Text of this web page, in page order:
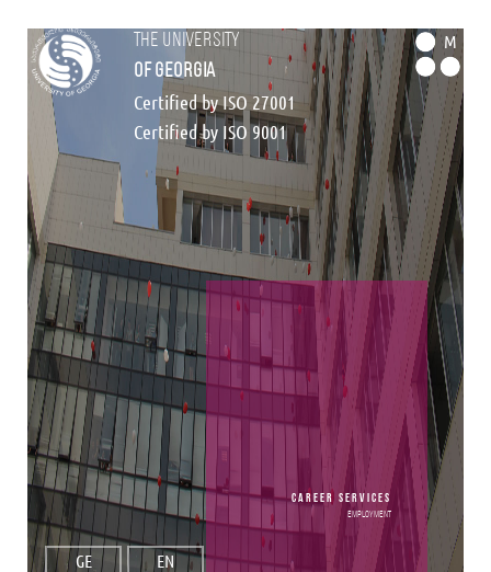
the university
of georgia
Certified by ISO 27001
Certified by ISO 9001
M
GE EN
Career Services
Employment